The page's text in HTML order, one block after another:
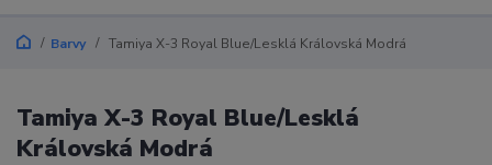
Barvy Tamiya X-3 Royal Blue/Lesklá Královská Modrá
Tamiya X-3 Royal Blue/Lesklá
Královská Modrá